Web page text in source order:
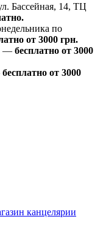
Бассейная, 14, ТЦ
по
от 3000 грн.
— бесплатно от 3000
бесплатно от 3000
канцелярии